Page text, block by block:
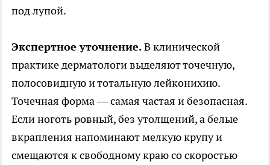
под лупой.
Экспертное уточнение.В клинической
практике дерматологи выделяют точечную,
полосовидную и тотальную лейконихию.
Точечная форма — самая частая и безопасная.
Если ноготь ровный, без утолщений, а белые
вкрапления напоминают мелкую крупу и
смещаются к свободному краю со скоростью